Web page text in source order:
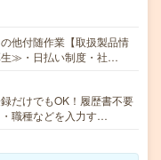
他付随作業【取扱製品情
≫・日払い制度・社…
だけでもOK！履歴書不要
職種などを入力す…